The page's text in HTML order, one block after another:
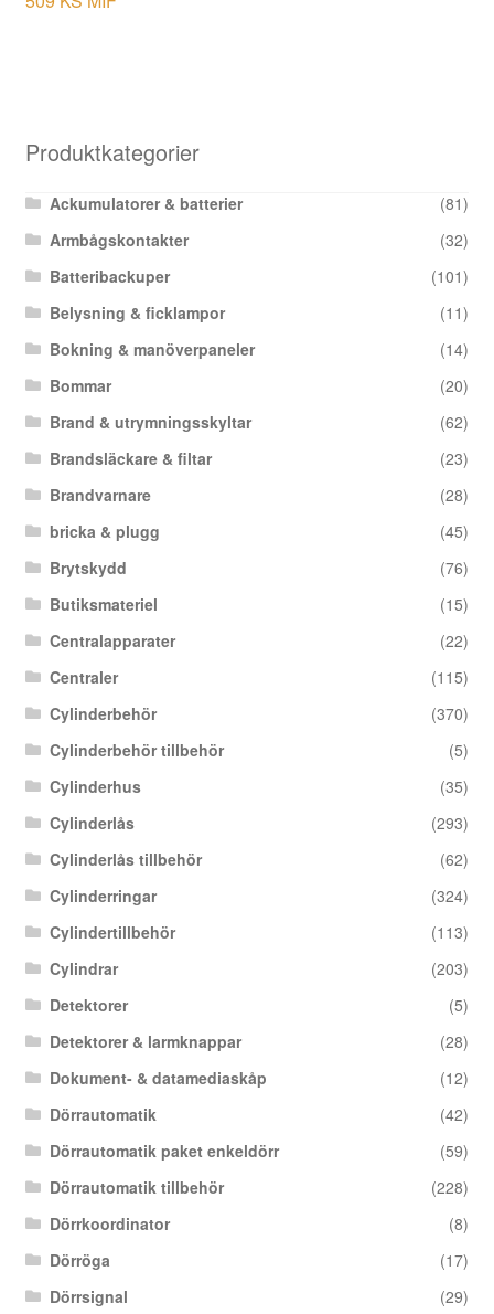
Produktkategorier
Ackumulatorer & batterier
(81)
Armbågskontakter
(32)
Batteribackuper
(101)
Belysning & ficklampor
(11)
Bokning & manöverpaneler
(14)
Bommar
(20)
Brand & utrymningsskyltar
(62)
Brandsläckare & filtar
(23)
Brandvarnare
(28)
bricka & plugg
(45)
Brytskydd
(76)
Butiksmateriel
(15)
Centralapparater
(22)
Centraler
(115)
Cylinderbehör
(370)
Cylinderbehör tillbehör
(5)
Cylinderhus
(35)
Cylinderlås
(293)
Cylinderlås tillbehör
(62)
Cylinderringar
(324)
Cylindertillbehör
(113)
Cylindrar
(203)
Detektorer
(5)
Detektorer & larmknappar
(28)
Dokument- & datamediaskåp
(12)
Dörrautomatik
(42)
Dörrautomatik paket enkeldörr
(59)
Dörrautomatik tillbehör
(228)
Dörrkoordinator
(8)
Dörröga
(17)
Dörrsignal
(29)